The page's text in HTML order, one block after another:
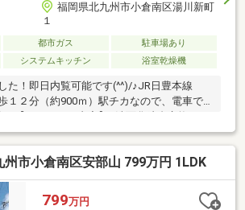
福岡県北九州市小倉南区湯川新町
１
都市ガス
駐車場あり
システムキッチン 浴室乾燥機
た！即日内覧可能です(^^)/♪JR日豊本線
１２分（約900ｍ）駅チカなので、電車で
ス張替え■フローリング・CF張替え■シリ
■クリーニング■スイッチ・コンセント交換■
・外壁塗装■破風・軒天・雨樋塗装■基礎塗
アホン交換■火災報知器設置■残置物撤去即
件の詳細は「小倉店」までお気軽にお問い
州市小倉南区安部山 799万円 1LDK
799万円